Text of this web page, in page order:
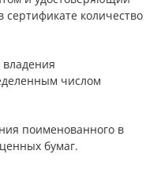
сертификате количество
владения
числом
поименованного в
бумаг.